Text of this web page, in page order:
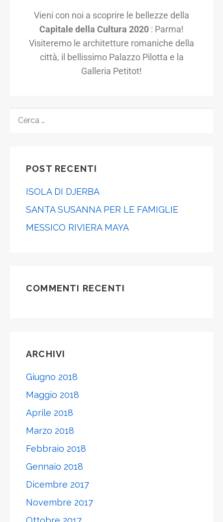
Vieni con noi a scoprire le bellezze della
Capitale della Cultura 2020 : Parma!
Visiteremo le architetture romaniche della
città, il bellissimo Palazzo Pilotta e la
Galleria Petitot!
POST RECENTI
ISOLA DI DJERBA
SANTA SUSANNA PER LE FAMIGLIE
MESSICO RIVIERA MAYA
COMMENTI RECENTI
ARCHIVI
Giugno 2018
Maggio 2018
Aprile 2018
Marzo 2018
Febbraio 2018
Gennaio 2018
Dicembre 2017
Novembre 2017